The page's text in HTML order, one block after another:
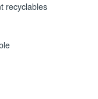
recyclables